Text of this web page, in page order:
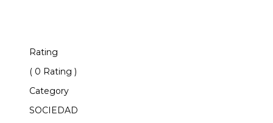
Rating
( 0 Rating )
Category
SOCIEDAD